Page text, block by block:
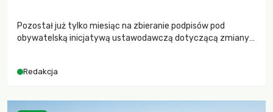
Pozostał już tylko miesiąc na zbieranie podpisów pod
obywatelską inicjatywą ustawodawczą dotyczącą zmiany
niezwykle korzystne rozwiązania dla przyrody i zwierząt,
funkcjonowania łowiectwa w Polsce.
Redakcja